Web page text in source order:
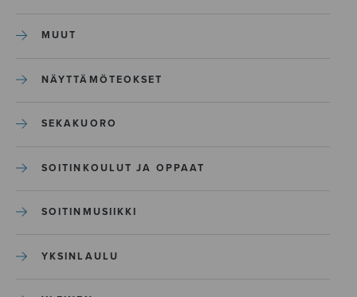
MUUT
NÄYTTÄMÖTEOKSET
SEKAKUORO
SOITINKOULUT JA OPPAAT
SOITINMUSIIKKI
YKSINLAULU